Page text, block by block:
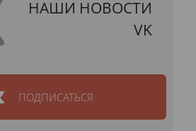
НАШИ НОВОСТИ
VK
ПОДПИСАТЬСЯ